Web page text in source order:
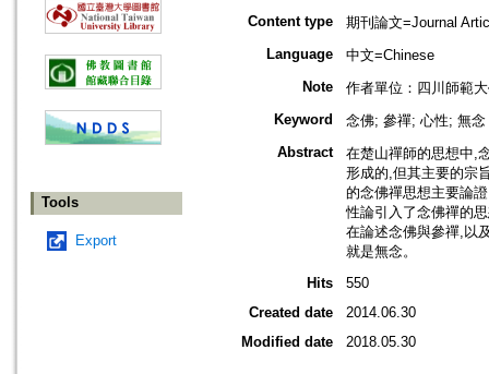
Tools
Export
Content type
期刊論文=Journal
Language
中文=Chinese
Note
作者單位：四川師範
Keyword
念佛; 參禪; 心性; 無念
Abstract
在楚山禪師的思想中,
形成的,但其主要的宗
的念佛禪思想主要論
性論引入了念佛禪的
在論述念佛與參禪,以
就是無念。
Hits
550
Created date
2014.06.30
Modified date
2018.05.30